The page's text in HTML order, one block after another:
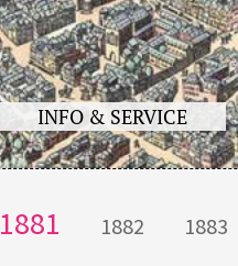
INFO & SERVICE
1881 1882 1883